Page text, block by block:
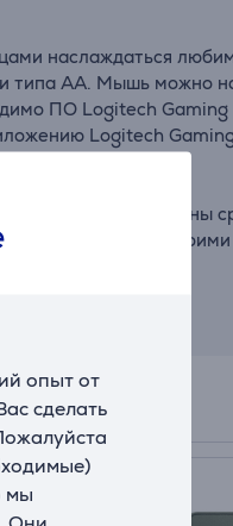
опыт от
сделать
мы
наслаждаться
типа АА. Мышь можно
ПО Logitech
Logitech
предусмотрены
соответствии со